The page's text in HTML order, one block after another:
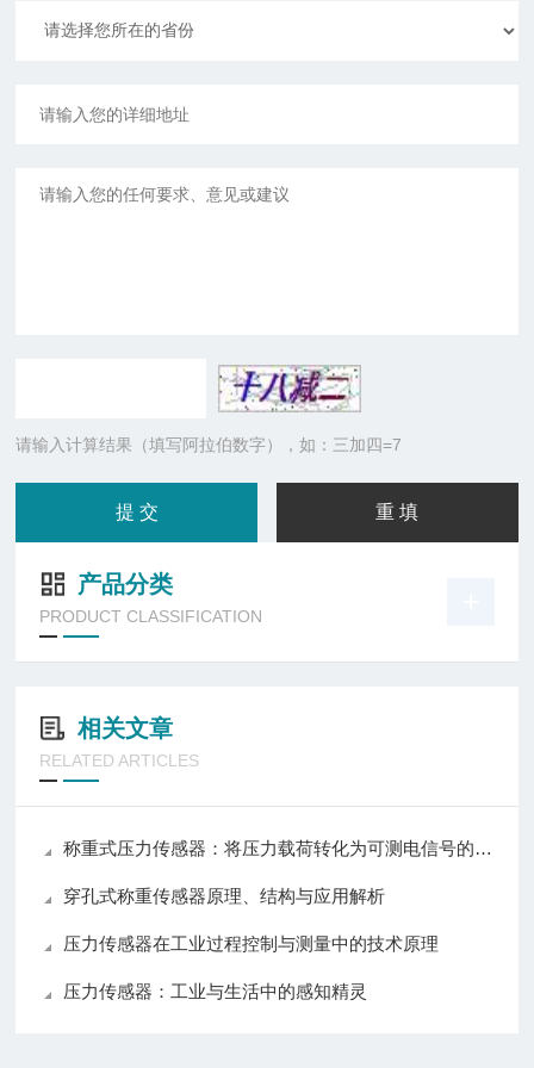
请输入计算结果（填写阿拉伯数字），如：三加四=7
产品分类
PRODUCT CLASSIFICATION
相关文章
RELATED ARTICLES
称重式压力传感器：将压力载荷转化为可测电信号的测力装置
穿孔式称重传感器原理、结构与应用解析
压力传感器在工业过程控制与测量中的技术原理
压力传感器：工业与生活中的感知精灵